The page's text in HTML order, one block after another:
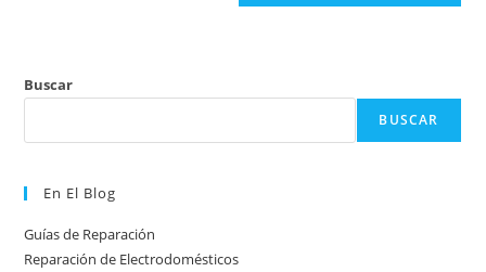
Buscar
BUSCAR
En El Blog
Guías de Reparación
Reparación de Electrodomésticos